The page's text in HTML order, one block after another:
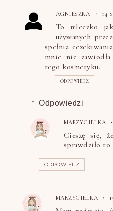
AGNIESZKA 14
To mleczko
używanych
spełnia
mnie nie
tego kosmetyku.
ODPOWIEDZ
Odpowiedzi
MARZYCIELKA
Cieszę się,
sprawdziło to
ODPOWIEDZ
MARZYCIELKA